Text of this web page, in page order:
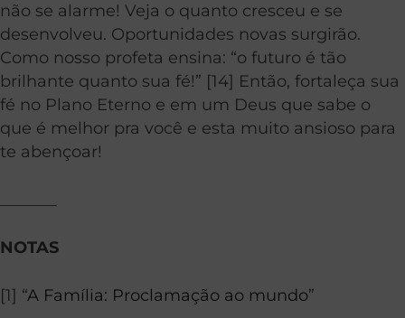
não se alarme! Veja o quanto cresceu e se
desenvolveu. Oportunidades novas surgirão.
Como nosso profeta ensina: “o futuro é tão
brilhante quanto sua fé!” [14] Então, fortaleça sua
fé no Plano Eterno e em um Deus que sabe o
que é melhor pra você e esta muito ansioso para
te abençoar!
NOTAS
[1] “A Família: Proclamação ao mundo”